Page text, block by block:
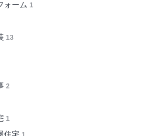
ォーム 1
13
2
1
住宅